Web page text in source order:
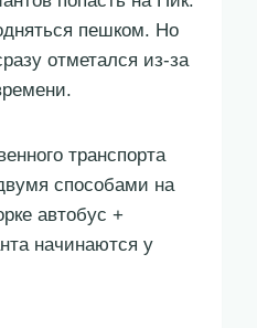
пешком. Но
отметался из-за
транспорта
способами на
автобус +
начинаются у